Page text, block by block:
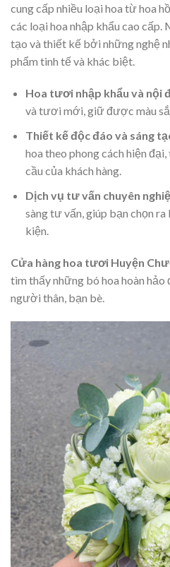
cung cấp nhiều loại hoa từ hoa
các loại hoa nhập khẩu cao
tạo và thiết kế bởi những nghệ
phẩm tinh tế và khác biệt.
Hoa tươi nhập khẩu và nội
và tươi mới, giữ được màu
Thiết kế độc đáo và sáng
hoa theo phong cách hiện
cầu của khách hàng.
Dịch vụ tư vấn chuyên
sàng tư vấn, giúp bạn chọn
kiện.
Cửa hàng hoa tươi Huyện
tìm thấy những bó hoa hoàn
người thân, bạn bè.